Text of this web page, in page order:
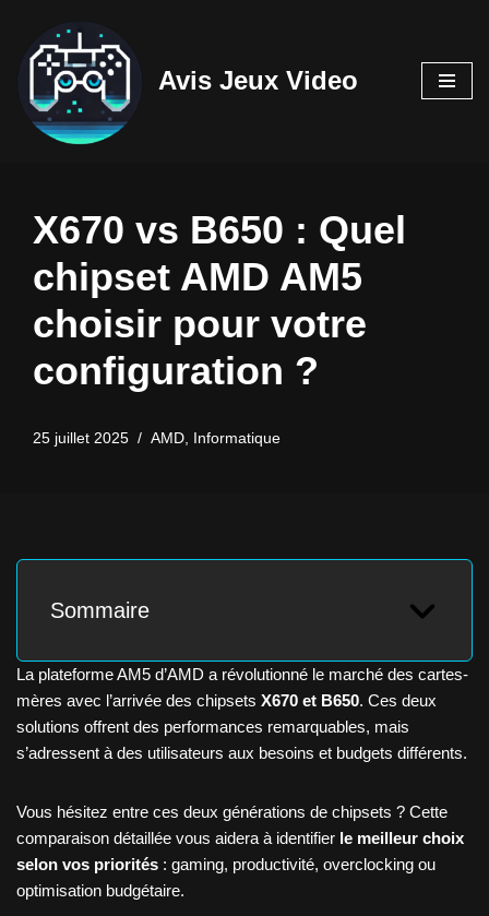
Aller
contenu
Avis Jeux Video
X670 vs B650 : Quel
chipset AMD AM5
choisir pour votre
configuration ?
25 juillet 2025 AMD Informatique
Sommaire
La plateforme AM5 d’AMD a révolutionné le marché des cartes-
mères avec l’arrivée des chipsets X670 et B650. Ces deux
solutions offrent des performances remarquables, mais
s’adressent à des utilisateurs aux besoins et budgets différents.
Vous hésitez entre ces deux générations de chipsets ? Cette
comparaison détaillée vous aidera à identifier le meilleur choix
selon vos priorités : gaming, productivité, overclocking ou
optimisation budgétaire.